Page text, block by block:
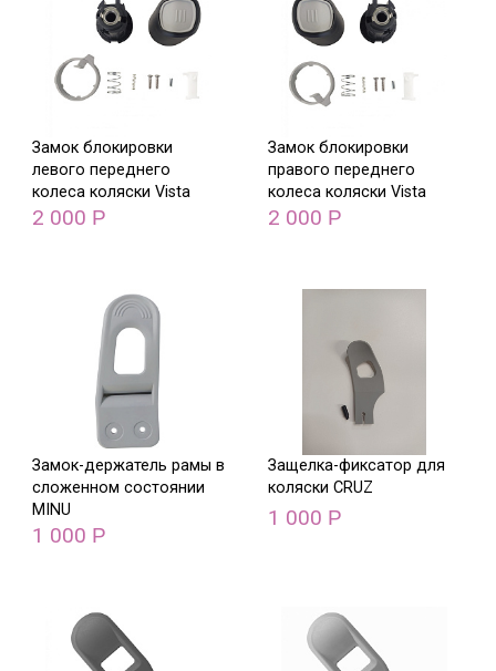
Замок блокировки
левого переднего
колеса коляски Vista
2 000 Р
Замок блокировки
правого переднего
колеса коляски Vista
2 000 Р
Замок-держатель рамы в
сложенном состоянии
MINU
1 000 Р
Защелка-фиксатор для
коляски CRUZ
1 000 Р